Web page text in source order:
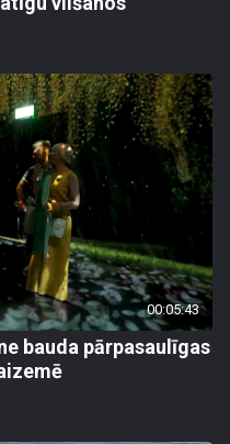
00:05:43
bauda pārpasaulīgas